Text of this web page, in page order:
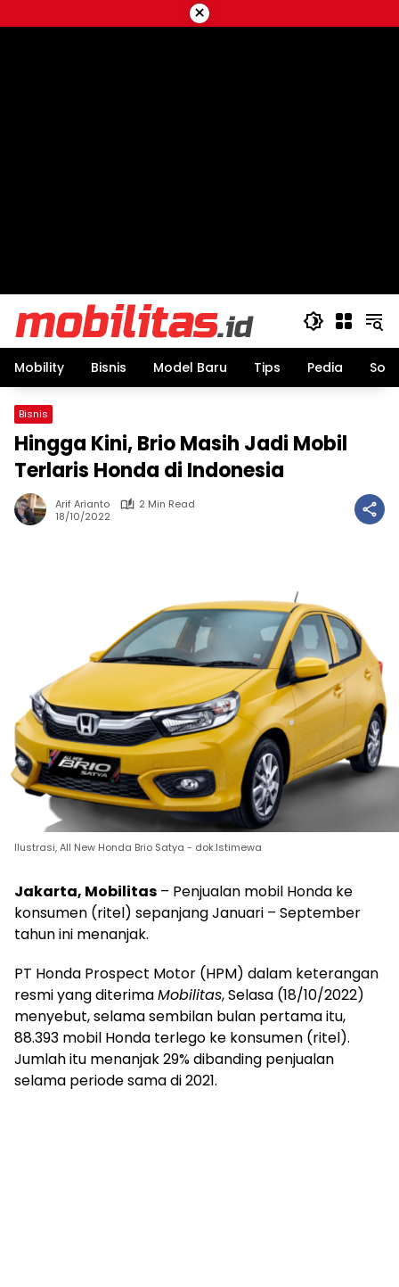
to
×
Mobility Bisnis Model Baru Tips Pedia
Bisnis
Hingga Kini, Brio Masih Jadi Mobil
Terlaris Honda di Indonesia
Arif Arianto
2 Min Read
18/10/2022
Ilustrasi, All New Honda Brio Satya - dok.Istimewa
Jakarta, Mobilitas – Penjualan mobil Honda ke
konsumen (ritel) sepanjang Januari – September
tahun ini menanjak.
PT Honda Prospect Motor (HPM) dalam keterangan
resmi yang diterimaMobilitas, Selasa (18/10/2022)
menyebut, selama sembilan bulan pertama itu,
88.393 mobil Honda terlego ke konsumen (ritel).
Jumlah itu menanjak 29% dibanding penjualan
selama periode sama di 2021.